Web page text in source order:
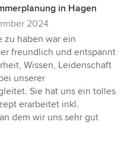
in Hagen
2024
zu haben war ein
freundlich und entspannt
Wissen, Leidenschaft
unserer
Sie hat uns ein tolles
erarbeitet inkl.
dem wir uns sehr gut